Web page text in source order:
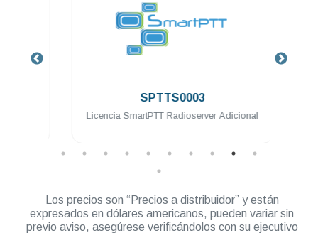
SPTTS0003
Licencia SmartPTT Radioserver Adicional
Los precios son “Precios a distribuidor” y están
expresados en dólares americanos, pueden variar sin
previo aviso, asegúrese verificándolos con su ejecutivo